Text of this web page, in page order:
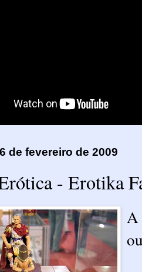
de fevereiro de 2009
- Erotika
A